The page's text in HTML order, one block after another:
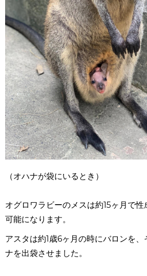
（オハナが袋にいるとき）
オグロワラビーのメスは約15ヶ月で
可能になります。
アスタは約1歳6ヶ月の時にバロンを
ナを出袋させました。